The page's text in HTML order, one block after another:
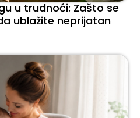
u trudnoći: Zašto se
ublažite neprijatan